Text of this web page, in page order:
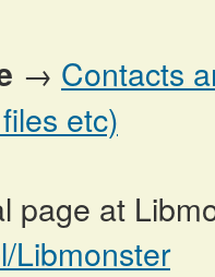
→ Contacts
etc)
page at
Libmonster